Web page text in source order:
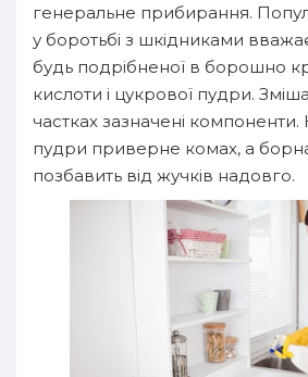
генеральне прибирання.
у боротьбі з шкідниками
будь подрібненої в борошно
кислоти і цукрової пудри.
частках зазначені компоненти.
пудри приверне комах, а
позбавить від жучків надовго.